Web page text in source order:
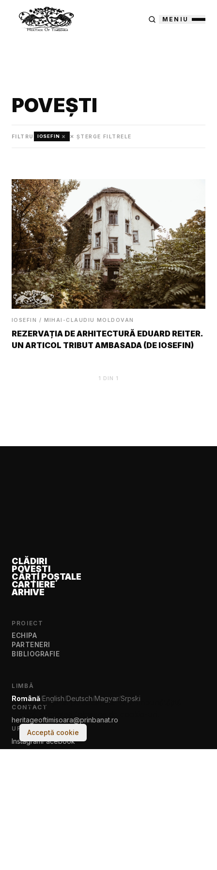
MENIU
POVEȘTI
FILTRU IOSEFIN × ✕ ȘTERGE FILTRELE
IOSEFIN / MIHAI-CLAUDIU MOLDOVAN
REZERVAȚIA DE ARHITECTURĂ EDUARD REITER.
UN ARTICOL TRIBUT AMBASADA (DE IOSEFIN)
1 DIN 1
CLĂDIRI
POVEȘTI
CĂRȚI POȘTALE
CARTIERE
ARHIVE
PROIECT
ECHIPA
PARTENERI
BIBLIOGRAFIE
LIMBĂ
Română/English/Deutsch/Magyar/Srpski
CONTACT
heritageoftimisoara@prinbanat.ro
URMĂREȘTE-NE
InstagramFacebook
Experiența ta pe acest site va fi îmbunătățită
Acceptă cookie